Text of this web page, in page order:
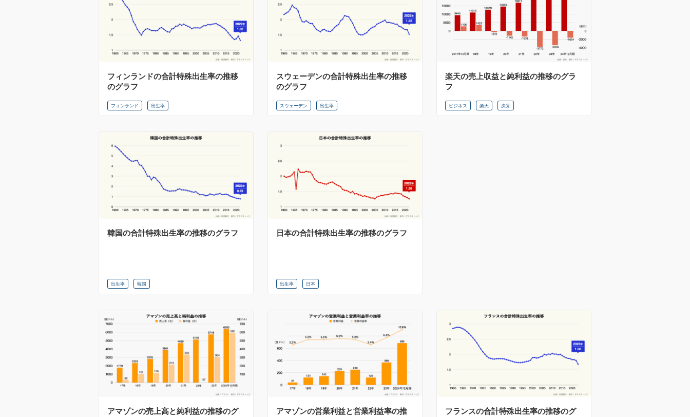
フィンランドの合計特殊出生率の推移
のグラフ
フィンランド 出生率
スウェーデンの合計特殊出生率の推移
のグラフ
スウェーデン 出生率
楽天の売上収益と純利益の推移のグラ
フ
ビジネス 楽天 決算
韓国の合計特殊出生率の推移のグラフ
出生率 韓国
日本の合計特殊出生率の推移のグラフ
出生率 日本
アマゾンの売上高と純利益の推移のグ
アマゾンの営業利益と営業利益率の推
フランスの合計特殊出生率の推移のグ